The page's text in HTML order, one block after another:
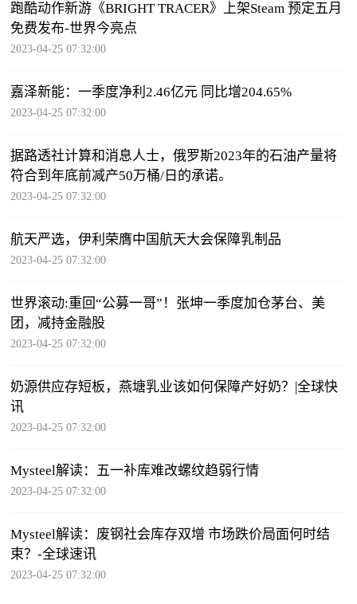
跑酷动作新游《BRIGHT TRACER》上架Steam 预定五月
免费发布-世界今亮点
2023-04-25 07:32:00
嘉泽新能：一季度净利2.46亿元 同比增204.65%
2023-04-25 07:32:00
据路透社计算和消息人士，俄罗斯2023年的石油产量将
符合到年底前减产50万桶/日的承诺。
2023-04-25 07:32:00
航天严选，伊利荣膺中国航天大会保障乳制品
2023-04-25 07:32:00
世界滚动:重回“公募一哥”！张坤一季度加仓茅台、美
团，减持金融股
2023-04-25 07:32:00
奶源供应存短板，燕塘乳业该如何保障产好奶？|全球快
讯
2023-04-25 07:32:00
Mysteel解读：五一补库难改螺纹趋弱行情
2023-04-25 07:32:00
Mysteel解读：废钢社会库存双增 市场跌价局面何时结
束？-全球速讯
2023-04-25 07:32:00